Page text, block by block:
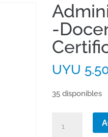
-
UYU
35 disponibles